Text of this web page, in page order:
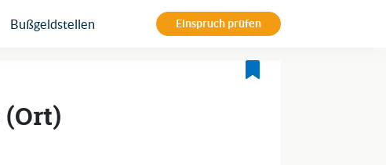
Bußgeldstellen Einspruch prüfen